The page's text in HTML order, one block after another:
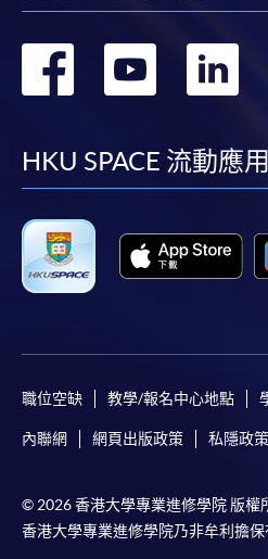
轉 轉
HKU SPACE 流動應
職位空缺 教學/報名中心地點
內聯網 網頁出版政策 私隱政策
© 2026 香港大學專業進修學院 版權
香港大學專業進修學院乃非牟利擔保